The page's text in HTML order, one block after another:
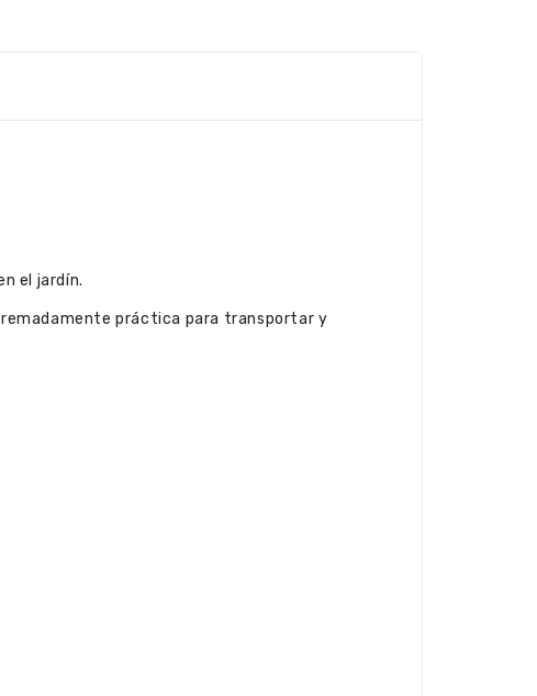
el jardín.
práctica para transportar y